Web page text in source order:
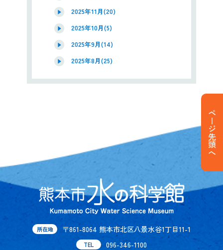
2025年11月(20)
2025年10月(5)
2025年9月(14)
2025年8月(25)
ページ先頭へ
所在地 〒861-8064 熊本市北区八景水谷1丁目11-1
TEL 096-346-1100